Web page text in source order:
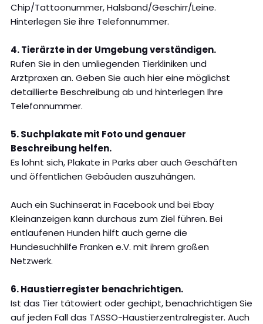
Chip/Tattoonummer, Halsband/Geschirr/Leine.
Hinterlegen Sie ihre Telefonnummer.
4. Tierärzte in der Umgebung verständigen.
Rufen Sie in den umliegenden Tierkliniken und
Arztpraxen an. Geben Sie auch hier eine möglichst
detaillierte Beschreibung ab und hinterlegen Ihre
Telefonnummer.
5. Suchplakate mit Foto und genauer
Beschreibung helfen.
Es lohnt sich, Plakate in Parks aber auch Geschäften
und öffentlichen Gebäuden auszuhängen.
Auch ein Suchinserat in Facebook und bei Ebay
Kleinanzeigen kann durchaus zum Ziel führen. Bei
entlaufenen Hunden hilft auch gerne die
Hundesuchhilfe Franken e.V. mit ihrem großen
Netzwerk.
6. Haustierregister benachrichtigen.
Ist das Tier tätowiert oder gechipt, benachrichtigen Sie
auf jeden Fall das TASSO-Haustierzentralregister. Auch